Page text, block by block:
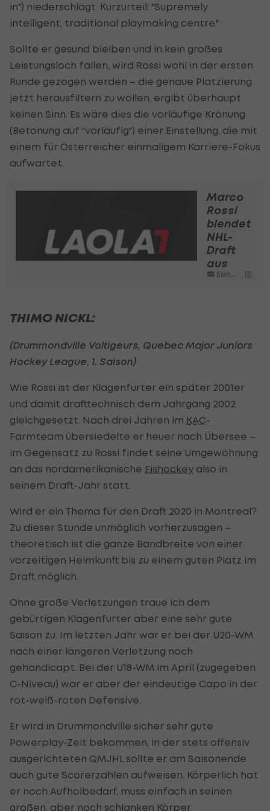
in") niederschlägt. Kurzurteil: "Supremely
intelligent, traditional playmaking centre."
Sollte er gesund bleiben und in kein großes
Leistungsloch fallen, wird Rossi wohl in der ersten
Runde gezogen werden – die genaue Platzierung
jetzt herausfiltern zu wollen, ergibt überhaupt
keinen Sinn. Es wäre dies die vorläufige Krönung
(Betonung auf "vorläufig") einer Einstellung, die mit
einem für Österreicher einmaligem Karriere-Fokus
aufwartet.
Marco
Rossi
blendet
NHL-
Draft
aus
Eishockey
THIMO NICKL:
(Drummondville Voltigeurs, Quebec Major Juniors
Hockey League, 1. Saison)
Wie Rossi ist der Klagenfurter ein später 2001er
und damit drafttechnisch dem Jahrgang 2002
gleichgesetzt. Nach drei Jahren im KAC-
Farmteam übersiedelte er heuer nach Übersee –
im Gegensatz zu Rossi findet seine Umgewöhnung
an das nordamerikanische Eishockey also in
seinem Draft-Jahr statt.
Wird er ein Thema für den Draft 2020 in Montreal?
Zu dieser Stunde unmöglich vorherzusagen –
theoretisch ist die ganze Bandbreite von einer
vorzeitigen Heimkunft bis zu einem guten Platz im
Draft möglich.
Ohne große Verletzungen traue ich dem
gebürtigen Klagenfurter aber eine sehr gute
Saison zu. Im letzten Jahr war er bei der U20-WM
nach einer längeren Verletzung noch
gehandicapt. Bei der U18-WM im April (zugegeben
C-Niveau) war er aber der eindeutige Capo in der
rot-weiß-roten Defensive.
Er wird in Drummondville sicher sehr gute
Powerplay-Zeit bekommen, in der stets offensiv
ausgerichteten QMJHL sollte er am Saisonende
auch gute Scorerzahlen aufweisen. Körperlich hat
er noch Aufholbedarf, muss einfach in seinen
großen, aber noch schlanken Körper